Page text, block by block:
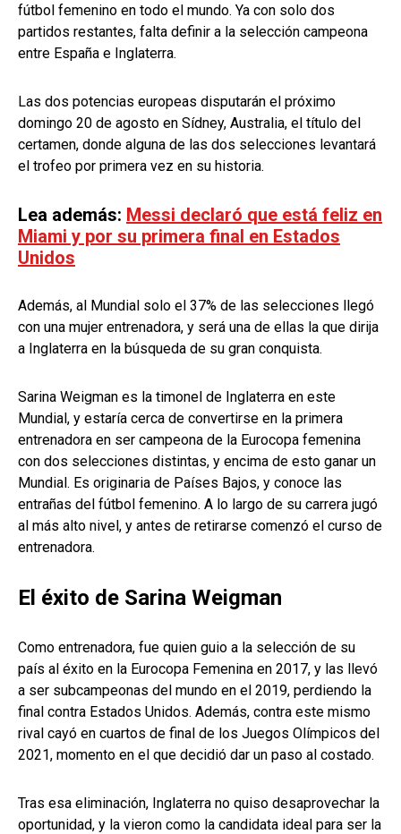
fútbol femenino en todo el mundo. Ya con solo dos
partidos restantes, falta definir a la selección campeona
entre España e Inglaterra.
Las dos potencias europeas disputarán el próximo
domingo 20 de agosto en Sídney, Australia, el título del
certamen, donde alguna de las dos selecciones levantará
el trofeo por primera vez en su historia.
Lea además: Messi declaró que está feliz en
Miami y por su primera final en Estados
Unidos
Además, al Mundial solo el 37% de las selecciones llegó
con una mujer entrenadora, y será una de ellas la que dirija
a Inglaterra en la búsqueda de su gran conquista.
Sarina Weigman es la timonel de Inglaterra en este
Mundial, y estaría cerca de convertirse en la primera
entrenadora en ser campeona de la Eurocopa femenina
con dos selecciones distintas, y encima de esto ganar un
Mundial. Es originaria de Países Bajos, y conoce las
entrañas del fútbol femenino. A lo largo de su carrera jugó
al más alto nivel, y antes de retirarse comenzó el curso de
entrenadora.
El éxito de Sarina Weigman
Como entrenadora, fue quien guio a la selección de su
país al éxito en la Eurocopa Femenina en 2017, y las llevó
a ser subcampeonas del mundo en el 2019, perdiendo la
final contra Estados Unidos. Además, contra este mismo
rival cayó en cuartos de final de los Juegos Olímpicos del
2021, momento en el que decidió dar un paso al costado.
Tras esa eliminación, Inglaterra no quiso desaprovechar la
oportunidad, y la vieron como la candidata ideal para ser la